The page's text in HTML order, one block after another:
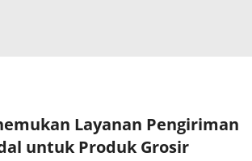
Layanan Pengiriman
untuk Produk Grosir